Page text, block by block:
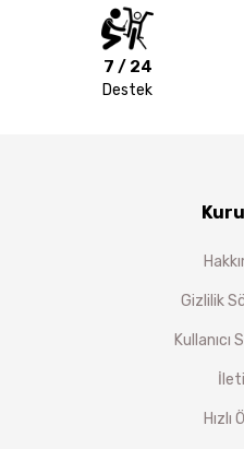
7 / 24
Destek
Gizlilik
Kullanıcı
Hızlı